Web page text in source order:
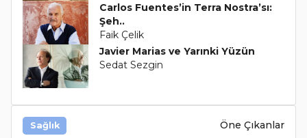
Carlos Fuentes’in Terra Nostra’sı:
Şeh..
Faik Çelik
Javier Marias ve Yarınki Yüzün
Sedat Sezgin
Sağlık Öne Çıkanlar